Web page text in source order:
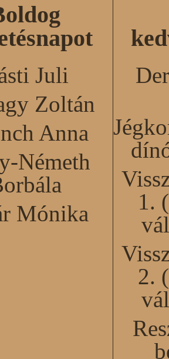
Juli
Zoltán
Anna
Németh
Mónika
1.
2.